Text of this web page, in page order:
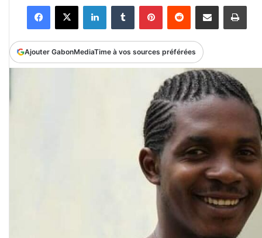
courriel
FacebookX LinkedinTumblr PinterestReddit Partager par email
Ajouter GabonMediaTime à vos sources préférées